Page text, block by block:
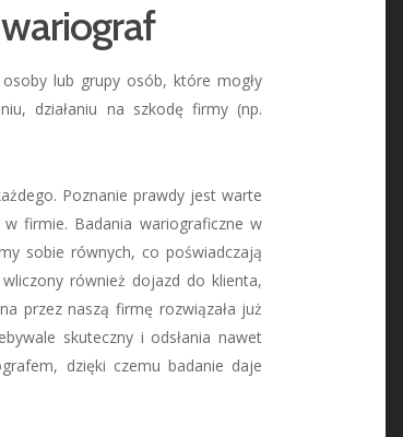
lub grupy osób, które mogły
działaniu na szkodę firmy (np.
Poznanie prawdy jest warte
firmie. Badania wariograficzne w
sobie równych, co poświadczają
również dojazd do klienta,
przez naszą firmę rozwiązała już
skuteczny i odsłania nawet
dzięki czemu badanie daje